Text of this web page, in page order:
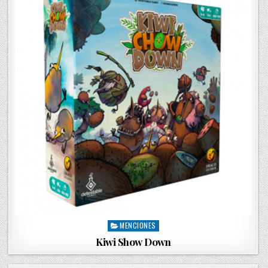
n
P
t
MENCIONES
Kiwi Show Down